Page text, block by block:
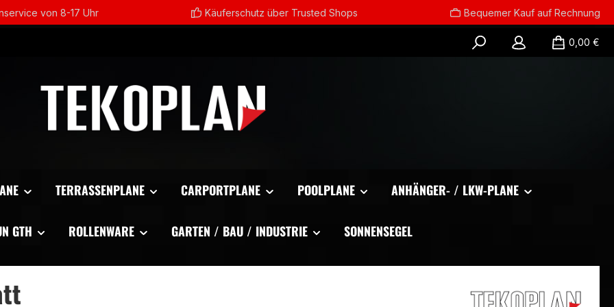
von 8-17 Uhr Käuferschutz über Trusted Shops Bequemer Kauf auf Rechnung
0,00 €
TERRASSENPLANE CARPORTPLANE POOLPLANE ANHÄNGER- / LKW-PLANE
GTH ROLLENWARE GARTEN / BAU / INDUSTRIE SONNENSEGEL